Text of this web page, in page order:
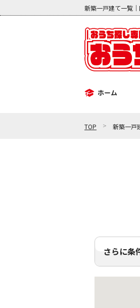
新築一戸建て一覧
ホーム
TOP > 新築一戸
さらに条